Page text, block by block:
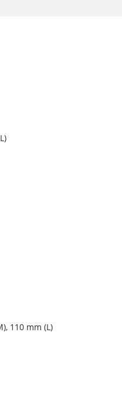
110 mm (L)